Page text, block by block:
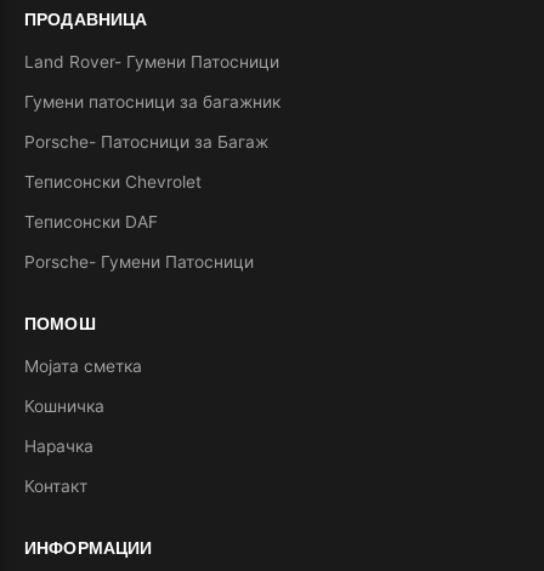
ПРОДАВНИЦА
Land Rover- Гумени Патосници
Гумени патосници за багажник
Porsche- Патосници за Багаж
Теписонски Chevrolet
Теписонски DAF
Porsche- Гумени Патосници
ПОМОШ
Мојата сметка
Кошничка
Нарачка
Контакт
ИНФОРМАЦИИ